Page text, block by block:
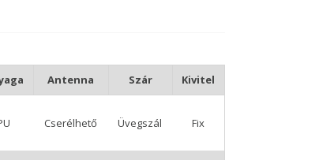
Antenna Szár Kivitel
Cserélhető Üvegszál Fix